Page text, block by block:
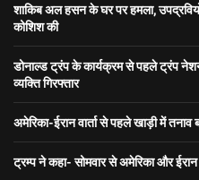
शाकिब अल हसन के घर पर हमला,
कोशिश की
डोनाल्ड ट्रंप के कार्यक्रम से पहले ट्रंप
व्यक्ति गिरफ्तार
अमेरिका-ईरान वार्ता से पहले खाड़ी में
ट्रम्प ने कहा- सोमवार से अमेरिका और